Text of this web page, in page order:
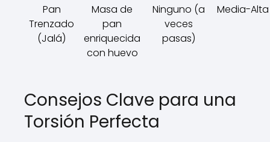
Pan
Trenzado
(Jalá)
Masa de
pan
enriquecida
con huevo
Ninguno (a
veces
pasas)
Media-Alta
Consejos Clave para una
Torsión Perfecta